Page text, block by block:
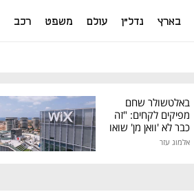
בארץ נדל"ן עולם משפט רכב
באלטשולר שחם
מפיקים לקחים: "זה
כבר לא 'וואן מן' שואו
של גילעד"
אלמוג עזר